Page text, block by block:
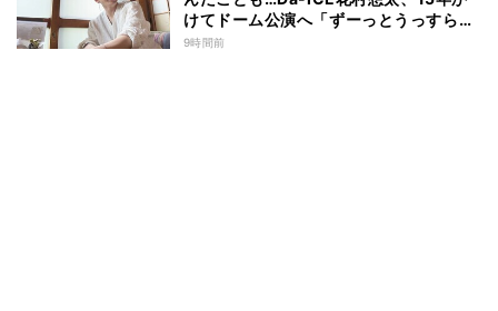
けてドーム公演へ「ずーっとうっすらや
けど右肩上がり続けられていた」
9時間前